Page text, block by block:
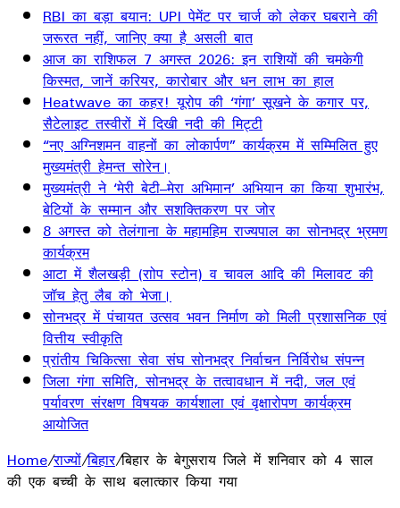
RBI का बड़ा बयान: UPI पेमेंट पर चार्ज को लेकर घबराने की
जरूरत नहीं, जानिए क्या है असली बात
आज का राशिफल 7 अगस्त 2026: इन राशियों की चमकेगी
किस्मत, जानें करियर, कारोबार और धन लाभ का हाल
Heatwave का कहर! यूरोप की ‘गंगा’ सूखने के कगार पर,
सैटेलाइट तस्वीरों में दिखी नदी की मिट्टी
“नए अग्निशमन वाहनों का लोकार्पण” कार्यक्रम में सम्मिलित हुए
मुख्यमंत्री हेमन्त सोरेन।
मुख्यमंत्री ने ‘मेरी बेटी–मेरा अभिमान’ अभियान का किया शुभारंभ,
बेटियों के सम्मान और सशक्तिकरण पर जोर
8 अगस्त को तेलंगाना के महामहिम राज्यपाल का सोनभद्र भ्रमण
कार्यक्रम
आटा में शैलखड़ी (राोप स्टोन) व चावल आदि की मिलावट की
जॉच हेतु लैब को भेजा।
सोनभद्र में पंचायत उत्सव भवन निर्माण को मिली प्रशासनिक एवं
वित्तीय स्वीकृति
प्रांतीय चिकित्सा सेवा संघ सोनभद्र निर्वाचन निर्विरोध संपन्न
जिला गंगा समिति, सोनभद्र के तत्वावधान में नदी, जल एवं
पर्यावरण संरक्षण विषयक कार्यशाला एवं वृक्षारोपण कार्यक्रम
आयोजित
Home/राज्यों/बिहार/बिहार के बेगुसराय जिले में शनिवार को 4 साल
की एक बच्ची के साथ बलात्कार किया गया